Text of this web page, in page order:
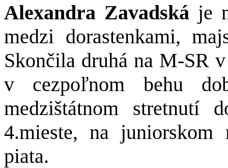
Alexandra Zavadská je
medzi dorastenkami,
Skončila druhá na M-SR
v cezpoľnom behu
medzištátnom stretnutí
4.mieste, na juniorskom
piata.